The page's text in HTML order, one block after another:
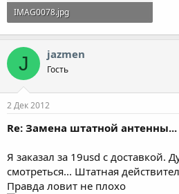
IMAG0078.jpg
482.6 KB · Просмотры: 1,864
J jazmen
Гость
2 Дек 2012
Re: Замена штатной антенны...
Я заказал за 19usd с доставкой.
смотреться... Штатная
Правда ловит не плохо